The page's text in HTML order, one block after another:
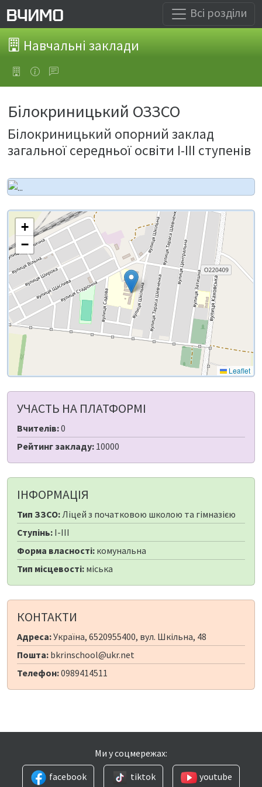
Всі розділи
Навчальні заклади
Білокриницький ОЗЗСО
Білокриницький опорний заклад
загальної середньої освіти І-ІІІ ступенів
+
−
Leaflet
УЧАСТЬ НА ПЛАТФОРМІ
Вчителів:0
Рейтинг закладу: 10000
ІНФОРМАЦІЯ
Тип ЗЗСО:Ліцей з початковою школою та гімназією
Ступінь: I-III
Форма власності: комунальна
Тип місцевості: міська
КОНТАКТИ
Адреса:Україна, 6520955400, вул. Шкільна, 48
Пошта: bkrinschool@ukr.net
Телефон:0989414511
Ми у соцмережах:
facebook
tiktok youtube